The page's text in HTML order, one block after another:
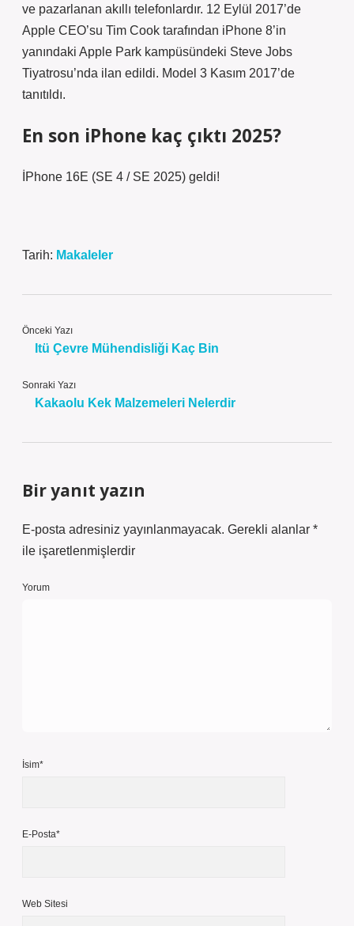
ve pazarlanan akıllı telefonlardır. 12 Eylül 2017’de
Apple CEO’su Tim Cook tarafından iPhone 8’in
yanındaki Apple Park kampüsündeki Steve Jobs
Tiyatrosu’nda ilan edildi. Model 3 Kasım 2017’de
tanıtıldı.
En son iPhone kaç çıktı 2025?
İPhone 16E (SE 4 / SE 2025) geldi!
Tarih: Makaleler
Önceki Yazı
Itü Çevre Mühendisliği Kaç Bin
Sonraki Yazı
Kakaolu Kek Malzemeleri Nelerdir
Bir yanıt yazın
E-posta adresiniz yayınlanmayacak. Gerekli alanlar *
ile işaretlenmişlerdir
Yorum
İsim*
E-Posta*
Web Sitesi